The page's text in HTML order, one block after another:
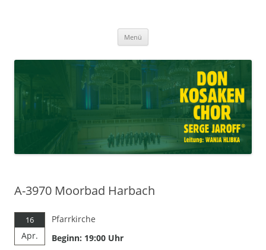
Leitung: Wanja Hlibka
Menü
A-3970 Moorbad Harbach
16
Apr.
Pfarrkirche
Beginn: 19:00 Uhr